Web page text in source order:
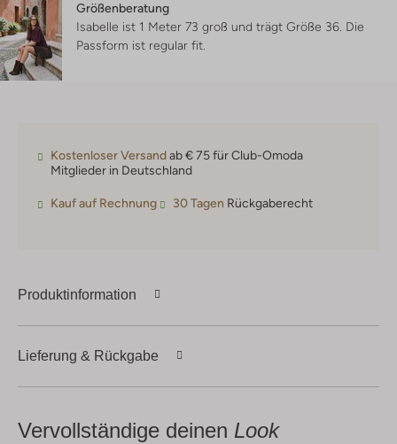
Größenberatung
Isabelle ist 1 Meter 73 groß und trägt Größe 36. Die
Passform ist regular fit
Kostenloser Versandab € 75 für Club-Omoda
Mitglieder in Deutschland
Kauf auf Rechnung 30 Tagen Rückgaberecht
Produktinformation
Lieferung & Rückgabe
Vervollständige deinen Look